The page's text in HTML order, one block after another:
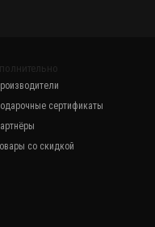
сертификаты
со скидкой